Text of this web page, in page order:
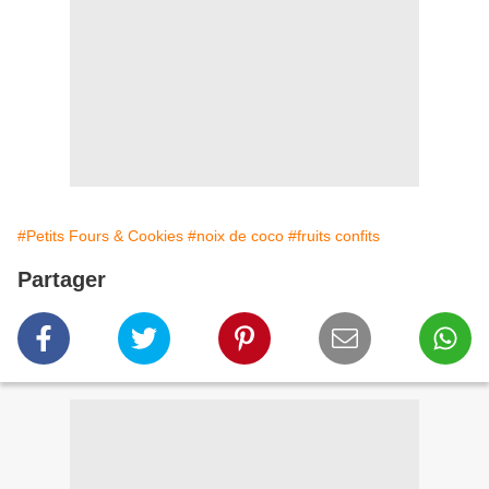
#Petits Fours & Cookies #noix de coco #fruits confits
Partager